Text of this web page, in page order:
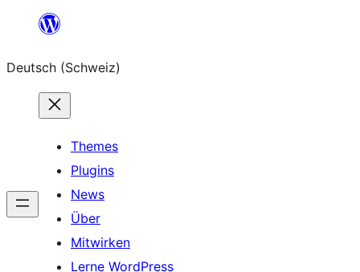
springen
Deutsch (Schweiz)
Themes
Plugins
News
Über
Mitwirken
Lerne WordPress